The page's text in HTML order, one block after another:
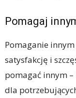
Pomagaj
Pomaganie
satysfakcję i
pomagać innym
dla